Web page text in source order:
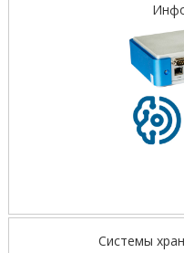
Системы